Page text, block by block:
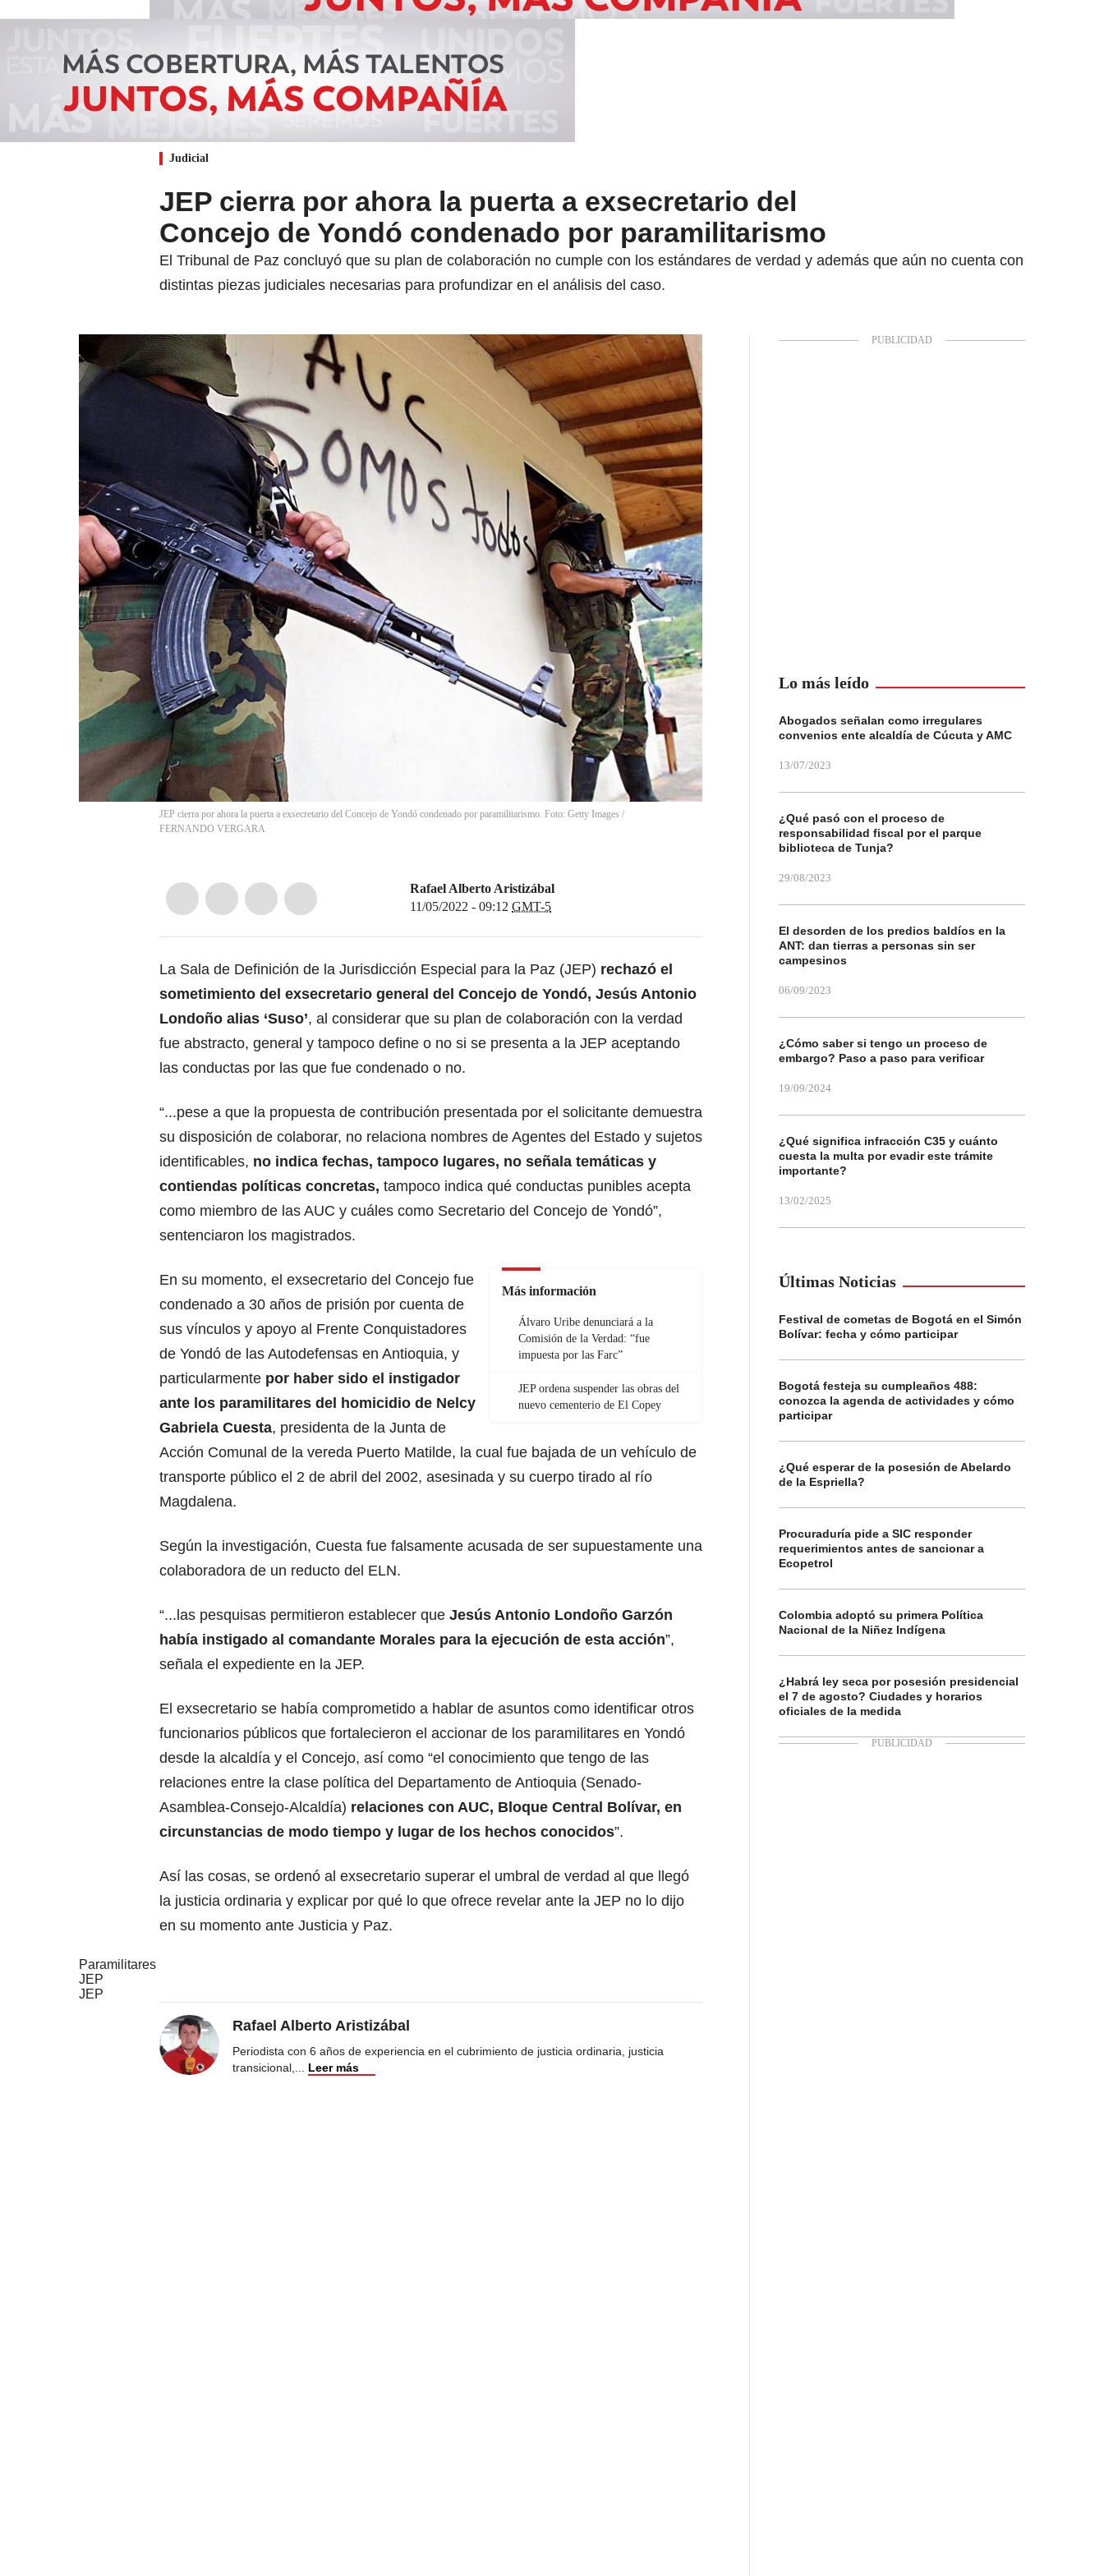
Judicial
JEP cierra por ahora la puerta a exsecretario del
Concejo de Yondó condenado por paramilitarismo
El Tribunal de Paz concluyó que su plan de colaboración no cumple con los estándares de verdad y además que aún no cuenta con
distintas piezas judiciales necesarias para profundizar en el análisis del caso.
JEP cierra por ahora la puerta a exsecretario del Concejo de Yondó condenado por paramilitarismo. Foto: Getty Images /
FERNANDO VERGARA
Rafael Alberto Aristizábal
11/05/2022 - 09:12 GMT-5
La Sala de Definición de la Jurisdicción Especial para la Paz (JEP) rechazó el
sometimiento del exsecretario general del Concejo de Yondó, Jesús Antonio
Londoño alias ‘Suso’, al considerar que su plan de colaboración con la verdad
fue abstracto, general y tampoco define o no si se presenta a la JEP aceptando
las conductas por las que fue condenado o no.
“...pese a que la propuesta de contribución presentada por el solicitante demuestra
su disposición de colaborar, no relaciona nombres de Agentes del Estado y sujetos
identificables, no indica fechas, tampoco lugares, no señala temáticas y
contiendas políticas concretas, tampoco indica qué conductas punibles acepta
como miembro de las AUC y cuáles como Secretario del Concejo de Yondó”,
sentenciaron los magistrados.
Más información
Álvaro Uribe denunciará a la
Comisión de la Verdad: “fue
impuesta por las Farc”
JEP ordena suspender las obras del
nuevo cementerio de El Copey
En su momento, el exsecretario del Concejo fue
condenado a 30 años de prisión por cuenta de
sus vínculos y apoyo al Frente Conquistadores
de Yondó de las Autodefensas en Antioquia, y
particularmente por haber sido el instigador
ante los paramilitares del homicidio de Nelcy
Gabriela Cuesta, presidenta de la Junta de
Acción Comunal de la vereda Puerto Matilde, la cual fue bajada de un vehículo de
transporte público el 2 de abril del 2002, asesinada y su cuerpo tirado al río
Magdalena.
Según la investigación, Cuesta fue falsamente acusada de ser supuestamente una
colaboradora de un reducto del ELN.
“...las pesquisas permitieron establecer que Jesús Antonio Londoño Garzón
había instigado al comandante Morales para la ejecución de esta acción”,
señala el expediente en la JEP.
El exsecretario se había comprometido a hablar de asuntos como identificar otros
funcionarios públicos que fortalecieron el accionar de los paramilitares en Yondó
desde la alcaldía y el Concejo, así como “el conocimiento que tengo de las
relaciones entre la clase política del Departamento de Antioquia (Senado-
Asamblea-Consejo-Alcaldía) relaciones con AUC, Bloque Central Bolívar, en
circunstancias de modo tiempo y lugar de los hechos conocidos”.
Así las cosas, se ordenó al exsecretario superar el umbral de verdad al que llegó
la justicia ordinaria y explicar por qué lo que ofrece revelar ante la JEP no lo dijo
en su momento ante Justicia y Paz.
Paramilitares
JEP
JEP
Rafael Alberto Aristizábal
Periodista con 6 años de experiencia en el cubrimiento de justicia ordinaria, justicia
transicional,... Leer más
Lo más leído
Abogados señalan como irregulares
convenios ente alcaldía de Cúcuta y AMC
13/07/2023
¿Qué pasó con el proceso de
responsabilidad fiscal por el parque
biblioteca de Tunja?
29/08/2023
El desorden de los predios baldíos en la
ANT: dan tierras a personas sin ser
campesinos
06/09/2023
¿Cómo saber si tengo un proceso de
embargo? Paso a paso para verificar
19/09/2024
¿Qué significa infracción C35 y cuánto
cuesta la multa por evadir este trámite
importante?
13/02/2025
Últimas Noticias
Festival de cometas de Bogotá en el Simón
Bolívar: fecha y cómo participar
Bogotá festeja su cumpleaños 488:
conozca la agenda de actividades y cómo
participar
¿Qué esperar de la posesión de Abelardo
de la Espriella?
Procuraduría pide a SIC responder
requerimientos antes de sancionar a
Ecopetrol
Colombia adoptó su primera Política
Nacional de la Niñez Indígena
¿Habrá ley seca por posesión presidencial
el 7 de agosto? Ciudades y horarios
oficiales de la medida